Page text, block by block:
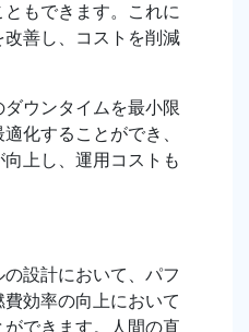
もできます。これに
善し、コストを削減
ウンタイムを最小限
化することができ 、
上し、運用コストも
設計において、パフ
効率の向上において
できます。人間の直